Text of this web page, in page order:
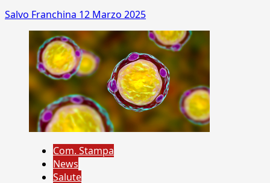
Salvo Franchina 12 Marzo 2025
Com. Stampa
News
Salute